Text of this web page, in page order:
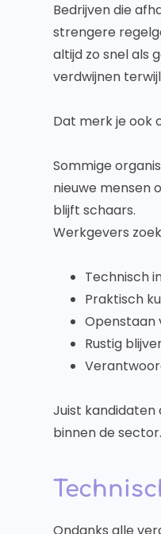
Bedrijven die
strengere
altijd zo snel als
verdwijnen
Dat merk je ook
Sommige
nieuwe mensen
blijft schaars.
Werkgevers
Technisch
Praktisch
Openstaan
Rustig
Juist kandidaten
binnen de sector.